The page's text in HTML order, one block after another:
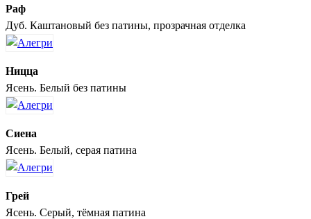
Раф
Дуб. Каштановый без патины, прозрачная отделка
Ницца
Ясень. Белый без патины
Сиена
Ясень. Белый, серая патина
Грей
Ясень. Серый, тёмная патина